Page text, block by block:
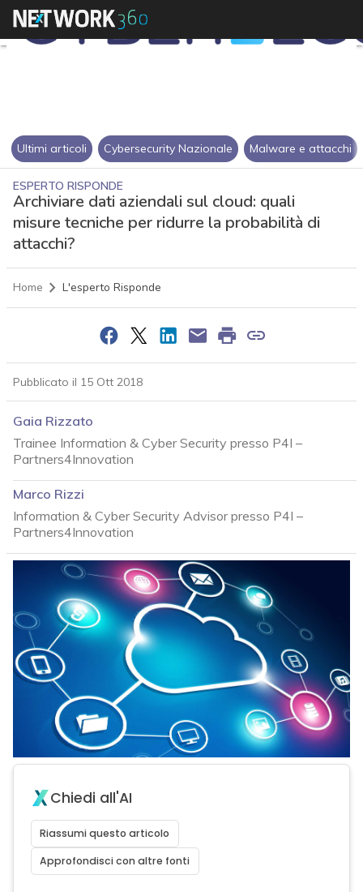
Ultimi articoli Cybersecurity Nazionale Malware e attacchi
ESPERTO RISPONDE
Archiviare dati aziendali sul cloud: quali
misure tecniche per ridurre la probabilità di
attacchi?
Home L'esperto Risponde
Pubblicato il 15 Ott 2018
Gaia Rizzato
Trainee Information & Cyber Security presso P4I –
Partners4Innovation
Marco Rizzi
Information & Cyber Security Advisor presso P4I –
Partners4Innovation
Chiedi all'AI
Riassumi questo articolo
Approfondisci con altre fonti